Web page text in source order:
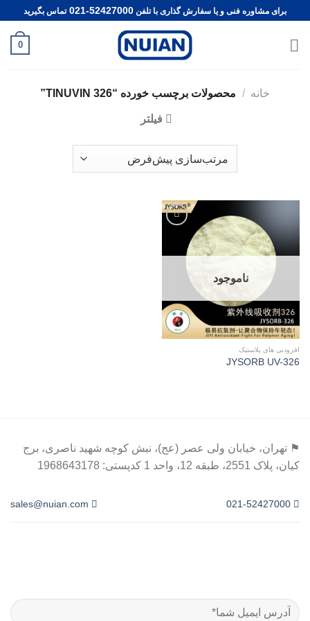
content
برای مشاوره فنی و یا سفارش گذاری با تلفن 021-52427000 تماس بگیرید
0
خانه / محصولات برچسب خورده “TINUVIN 326”
فیلتر
Add to
wishlist
ناموجود
افزودنی های پلاستیک
JYSORB UV-326
⚑ تهران، خیابان ولی عصر (عج)، نبش کوچه شهید ناصری، برج
کیان، پلاک 2551، طبقه 12، واحد 1 کدپستی: 1968643178
sales@nuian.com